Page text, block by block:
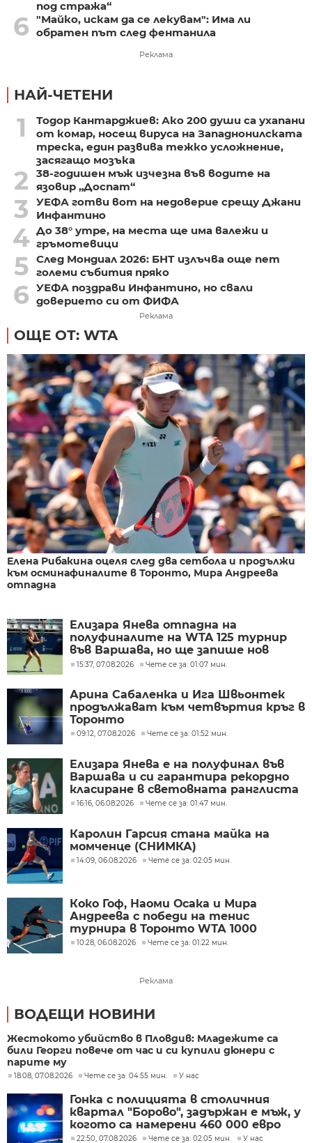
под стража“
6 "Майко, искам да се лекувам": Има ли
обратен път след фентанила
Реклама
НАЙ-ЧЕТЕНИ
1
Тодор Кантарджиев: Ако 200 души са ухапани
от комар, носещ вируса на Западнонилската
треска, един развива тежко усложнение,
засягащо мозъка
2
38-годишен мъж изчезна във водите на
язовир „Доспат“
3
УЕФА готви вот на недоверие срещу Джани
Инфантино
4 До 38° утре, на места ще има валежи и
гръмотевици
5 След Мондиал 2026: БНТ излъчва още пет
големи събития пряко
6 УЕФА поздрави Инфантино, но свали
доверието си от ФИФА
Реклама
ОЩЕ ОТ: WTA
Елена Рибакина оцеля след два сетбола и продължи
към осминафиналите в Торонто, Мира Андреева
отпадна
Елизара Янева отпадна на
полуфиналите на WTA 125 турнир
във Варшава, но ще запише нов
рекорден ранкинг
15:37, 07.08.2026 Чете се за: 01:07 мин.
Арина Сабаленка и Ига Швьонтек
продължават към четвъртия кръг в
Торонто
09:12, 07.08.2026 Чете се за: 01:52 мин.
Елизара Янева е на полуфинал във
Варшава и си гарантира рекордно
класиране в световната ранглиста
16:16, 06.08.2026 Чете се за: 01:47 мин.
Каролин Гарсия стана майка на
момченце (СНИМКА)
14:09, 06.08.2026 Чете се за: 02:05 мин.
Коко Гоф, Наоми Осака и Мира
Андреева с победи на тенис
турнира в Торонто WТА 1000
10:28, 06.08.2026 Чете се за: 01:22 мин.
Реклама
ВОДЕЩИ НОВИНИ
Жестокото убийство в Пловдив: Младежите са
били Георги повече от час и си купили дюнери с
парите му
18:08, 07.08.2026 Чете се за: 04:55 мин. У нас
Гонка с полицията в столичния
квартал "Борово", задържан е мъж, у
когото са намерени 460 000 евро
22:50, 07.08.2026 Чете се за: 02:05 мин. У нас